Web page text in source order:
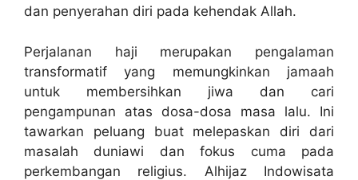
dan penyerahan diri pada kehendak Allah.
Perjalanan haji merupakan pengalaman
transformatif yang memungkinkan jamaah
untuk membersihkan jiwa dan cari
pengampunan atas dosa-dosa masa lalu. Ini
tawarkan peluang buat melepaskan diri dari
masalah duniawi dan fokus cuma pada
perkembangan religius. Alhijaz Indowisata